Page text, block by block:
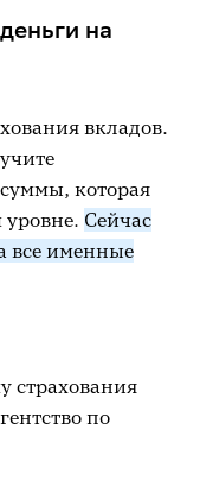
на
вкладов.
которая
уровне. Сейчас
все именные
страхования
по